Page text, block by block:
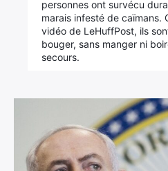
personnes ont survécu
marais infesté de caïmans.
vidéo de LeHuffPost, ils
bouger, sans manger ni
secours.